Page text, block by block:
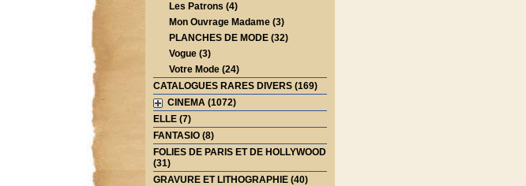
Les Patrons (4)
Mon Ouvrage Madame (3)
PLANCHES DE MODE (32)
Vogue (3)
Votre Mode (24)
CATALOGUES RARES DIVERS (169)
CINEMA (1072)
ELLE (7)
FANTASIO (8)
FOLIES DE PARIS ET DE HOLLYWOOD
(31)
GRAVURE ET LITHOGRAPHIE (40)